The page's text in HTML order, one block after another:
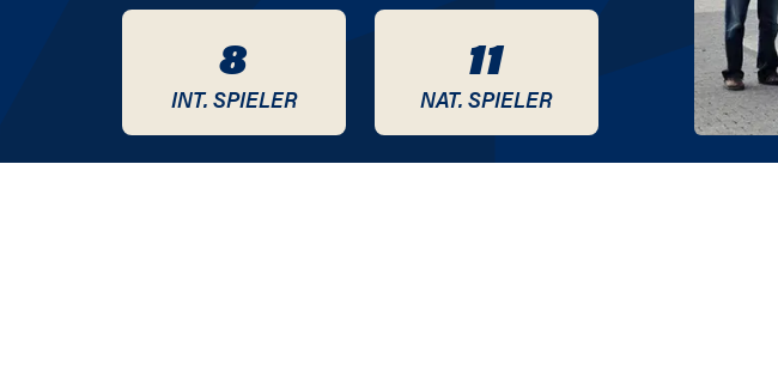
2009 / 2010
2008 / 2009
8
INT. SPIELER
11
NAT. SPIELER